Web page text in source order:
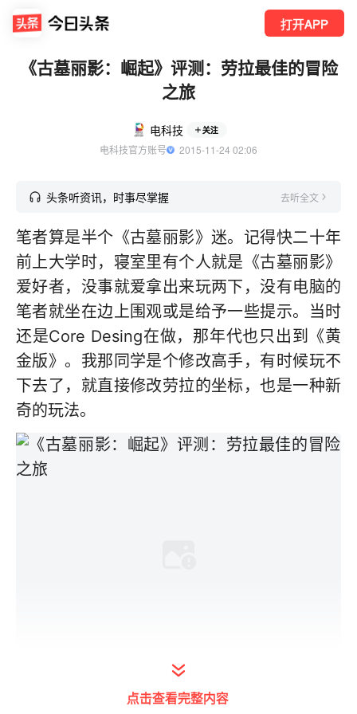
打开APP
《古墓丽影：崛起》评测：劳拉最佳的冒险
之旅
电科技 关注
电科技官方账号
  2015-11-24 02:06
头条听资讯，时事尽掌握 去听全文
笔者算是半个《古墓丽影》迷。记得快二十年
前上大学时，寝室里有个人就是《古墓丽影》
爱好者，没事就爱拿出来玩两下，没有电脑的
笔者就坐在边上围观或是给予一些提示。当时
还是Core Desing在做，那年代也只出到《黄
金版》。我那同学是个修改高手，有时候玩不
下去了，就直接修改劳拉的坐标，也是一种新
奇的玩法。
PS2时代的《古墓丽影Ⅳ 黑暗天使》发售时，
点击查看完整内容